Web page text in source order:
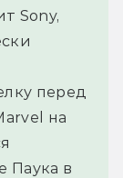
Sony,
перед
на
Паука в